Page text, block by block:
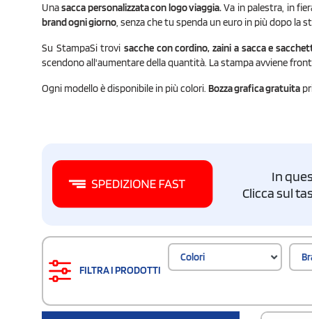
Unasacca personalizzata con logo viaggia.Va in palestra, in
brand ogni giorno , senza che tu spenda un euro in più dopo la
Su StampaSi trovisacche con cordino, zaini a sacca e
scendono all'aumentare della quantità. La stampa avviene
Ogni modello è disponibile in più colori. Bozza grafica gratuita
In
Clicca sul
FILTRA I PRODOTTI
Colori